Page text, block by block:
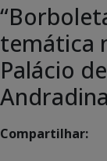
temática
Palácio
Andradina
Compartilhar: